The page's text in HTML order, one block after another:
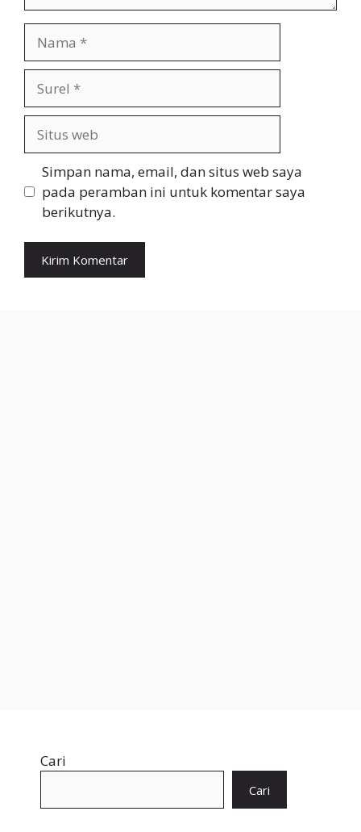
web
Simpan nama, email, dan situs web saya
pada peramban ini untuk komentar saya
berikutnya.
Cari
Cari